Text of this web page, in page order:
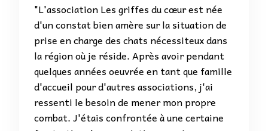
"L'association Les griffes du cœur est née
d'un constat bien amère sur la situation de
prise en charge des chats nécessiteux dans
la région où je réside. Après avoir pendant
quelques années oeuvrée en tant que famille
d'accueil pour d'autres associations, j'ai
ressenti le besoin de mener mon propre
combat. J'étais confrontée à une certaine